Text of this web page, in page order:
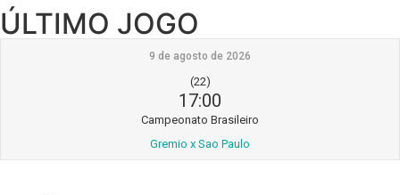
ÚLTIMO JOGO
9 de agosto de 2026
(22)
17:00
Campeonato Brasileiro
Gremio x Sao Paulo